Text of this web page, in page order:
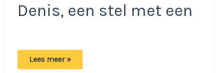
Denis, een stel met een
Dame
Lees meer »